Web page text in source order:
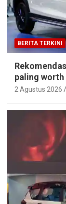
BERITA TERKINI
paling worth
2 Agustus 2026